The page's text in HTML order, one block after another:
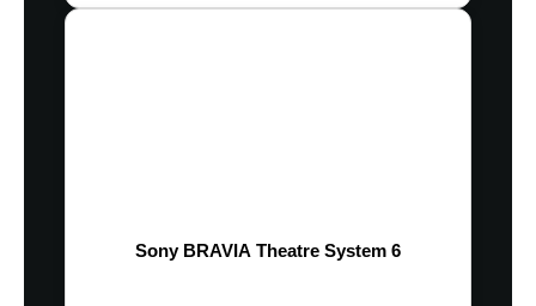
Sony BRAVIA Theatre System 6